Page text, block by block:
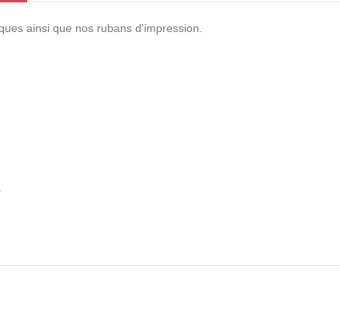
ainsi que nos rubans d'impression.